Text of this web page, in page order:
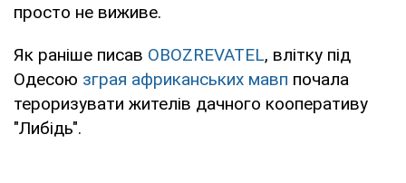
просто не виживе.
Як раніше писав OBOZREVATEL, влітку під
Одесою зграя африканських мавп почала
тероризувати жителів дачного кооперативу
"Либідь".